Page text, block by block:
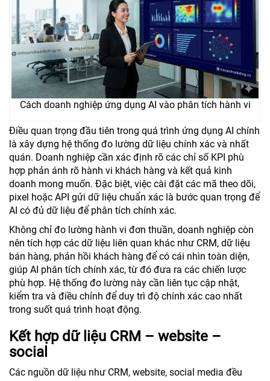
Cách doanh nghiệp ứng dụng AI vào phân tích hành vi
Điều quan trọng đầu tiên trong quá trình ứng dụng AI chính
là xây dựng hệ thống đo lường dữ liệu chính xác và nhất
quán. Doanh nghiệp cần xác định rõ các chỉ số KPI phù
hợp phản ánh rõ hành vi khách hàng và kết quả kinh
doanh mong muốn. Đặc biệt, việc cài đặt các mã theo dõi,
pixel hoặc API gửi dữ liệu chuẩn xác là bước quan trọng để
AI có đủ dữ liệu để phân tích chính xác.
Không chỉ đo lường hành vi đơn thuần, doanh nghiệp còn
nên tích hợp các dữ liệu liên quan khác như CRM, dữ liệu
bán hàng, phản hồi khách hàng để có cái nhìn toàn diện,
giúp AI phân tích chính xác, từ đó đưa ra các chiến lược
phù hợp. Hệ thống đo lường này cần liên tục cập nhật,
kiểm tra và điều chỉnh để duy trì độ chính xác cao nhất
trong suốt quá trình hoạt động.
Kết hợp dữ liệu CRM – website –
social
Các nguồn dữ liệu như CRM, website, social media đều